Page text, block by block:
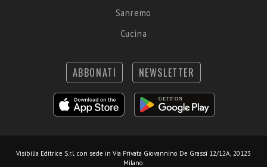
Sanremo
Cucina
ABBONATI NEWSLETTER
Visibilia Editrice S.r.l. con sede in Via Privata Giovannino De Grassi 12/12A, 20123
Milano.